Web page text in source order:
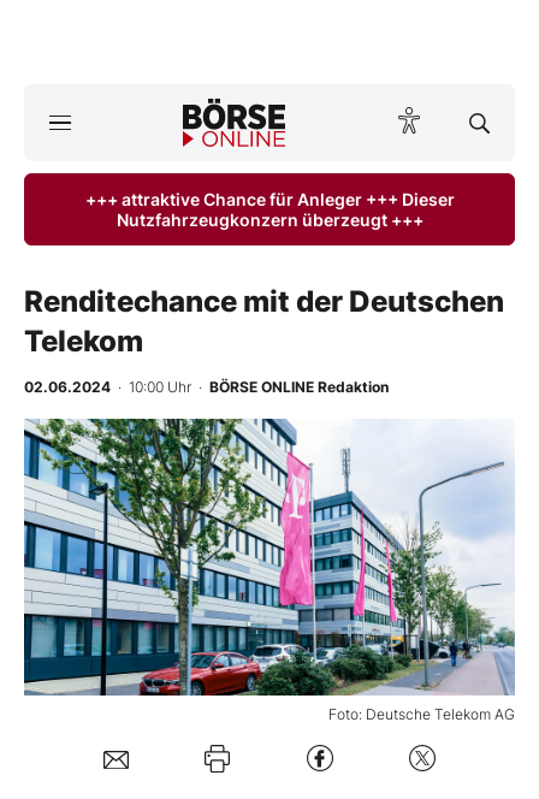
ktuelle Ausgabe BÖRSE ONLINE lesen
Anlageprodukte
Finanz-Check
BO-Musterdepots
Experten
Mein B:O
Mein Konto
Folgen Sie uns
+++ attraktive Chance für Anleger +++ Dieser
Nutzfahrzeugkonzern überzeugt +++
Renditechance mit der Deutschen
Telekom
02.06.2024 · 10:00 Uhr · BÖRSE ONLINE Redaktion
Foto: Deutsche Telekom AG